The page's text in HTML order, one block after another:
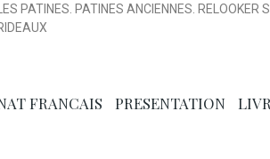
PATINES ANCIENNES. RELOOKER
FRANCAIS PRESENTATION